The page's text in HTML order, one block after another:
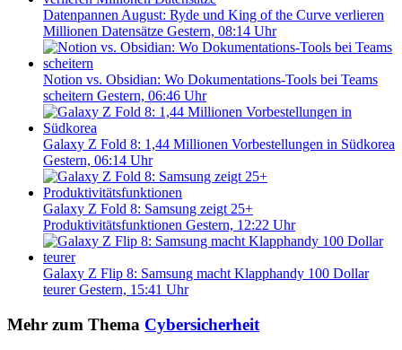
Datenpannen August: Ryde und King of the Curve verlieren
Millionen Datensätze Gestern, 08:14 Uhr
Notion vs. Obsidian: Wo Dokumentations-Tools bei Teams
scheitern Gestern, 06:46 Uhr
Galaxy Z Fold 8: 1,44 Millionen Vorbestellungen in Südkorea
Gestern, 06:14 Uhr
Galaxy Z Fold 8: Samsung zeigt 25+
Produktivitätsfunktionen Gestern, 12:22 Uhr
Galaxy Z Flip 8: Samsung macht Klapphandy 100 Dollar
teurer Gestern, 15:41 Uhr
Mehr zum Thema Cybersicherheit